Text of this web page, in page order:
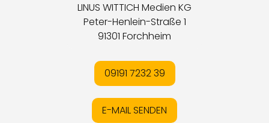
LINUS WITTICH Medien KG
Peter-Henlein-Straße 1
91301 Forchheim
09191 7232 39
E-MAIL SENDEN